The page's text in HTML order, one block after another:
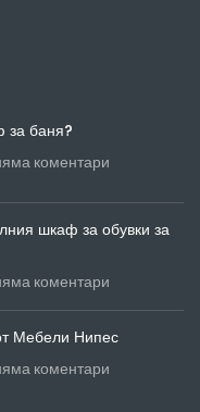
за баня?
коментари
шкаф за обувки за
коментари
Мебели Нипес
коментари